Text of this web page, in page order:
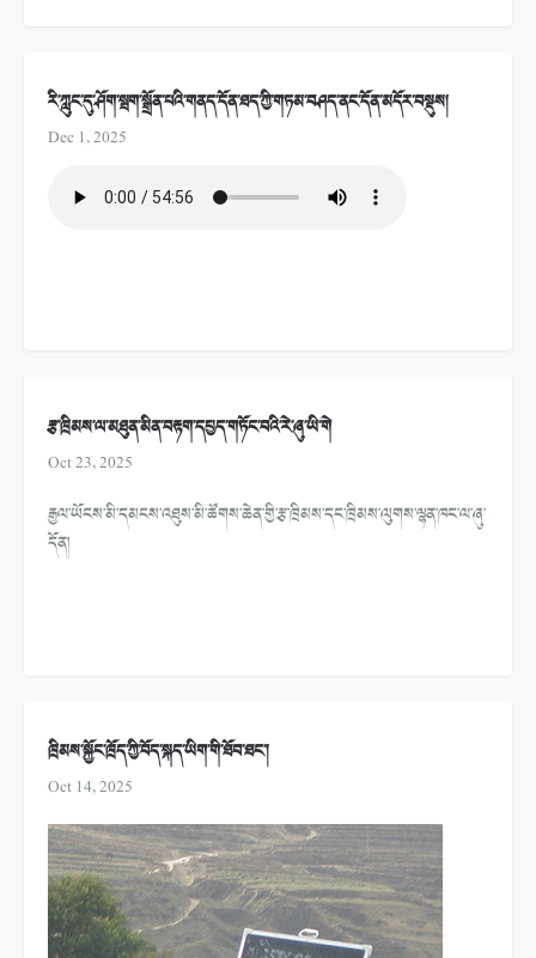
རི་ཀླུང་དུ་ཤོག་སྦག་སྒྲོན་པའི་གནད་དོན་ཐད་ཀྱི་གཏམ་བཤད་ནང་དོན་མདོར་བསྡུས།
Dec 1, 2025
རྩ་ཁྲིམས་ལ་མཐུན་མིན་བརྟག་དཔྱད་གཏོང་བའི་རེ་ཞུ་ཡི་གེ
Oct 23, 2025
རྒྱལ་ཡོངས་མི་དམངས་འཐུས་མི་ཚོགས་ཆེན་གྱི་རྩ་ཁྲིམས་དང་ཁྲིམས་ལུགས་ལྷན་ཁང་ལ་ཞུ་
དོན།
ཁྲིམས་སྐྱོང་ཁྲོད་ཀྱི་བོད་སྐད་ཡིག་གི་ཐོབ་ཐང་།
Oct 14, 2025